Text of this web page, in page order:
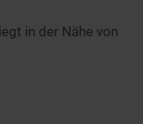
in der Nähe von